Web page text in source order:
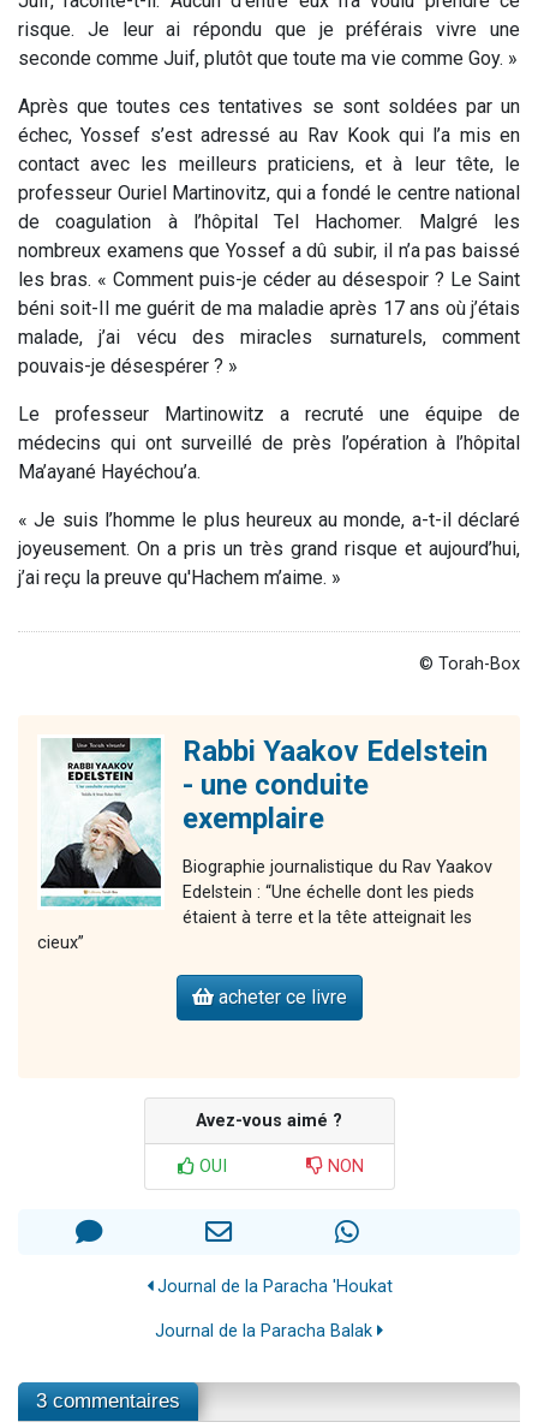
risque. Je leur ai répondu que je préférais vivre une
seconde comme Juif, plutôt que toute ma vie comme Goy. »
Après que toutes ces tentatives se sont soldées par un
échec, Yossef s’est adressé au Rav Kook qui l’a mis en
contact avec les meilleurs praticiens, et à leur tête, le
professeur Ouriel Martinovitz, qui a fondé le centre national
de coagulation à l’hôpital Tel Hachomer. Malgré les
nombreux examens que Yossef a dû subir, il n’a pas baissé
les bras. « Comment puis-je céder au désespoir ? Le Saint
béni soit-Il me guérit de ma maladie après 17 ans où j’étais
malade, j’ai vécu des miracles surnaturels, comment
pouvais-je désespérer ? »
Le professeur Martinowitz a recruté une équipe de
médecins qui ont surveillé de près l’opération à l’hôpital
Ma’ayané Hayéchou’a.
« Je suis l’homme le plus heureux au monde, a-t-il déclaré
joyeusement. On a pris un très grand risque et aujourd’hui,
j’ai reçu la preuve qu'Hachem m’aime. »
© Torah-Box
Rabbi Yaakov Edelstein
- une conduite
exemplaire
Biographie journalistique du Rav Yaakov
Edelstein : “Une échelle dont les pieds
étaient à terre et la tête atteignait les
cieux”
acheter ce livre
Avez-vous aimé ?
OUI NON
Journal de la Paracha 'Houkat
Journal de la Paracha Balak
3 commentaires